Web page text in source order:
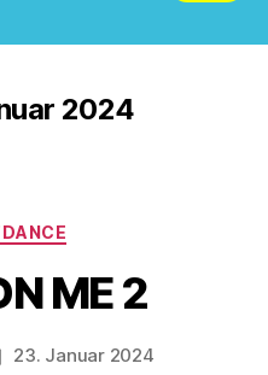
2024
ME 2
23. Januar 2024